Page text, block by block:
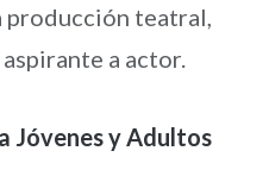
producción teatral,
a actor.
Jóvenes y Adultos